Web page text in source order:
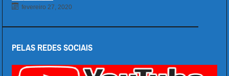
fevereiro 27, 2020
PELAS REDES SOCIAIS